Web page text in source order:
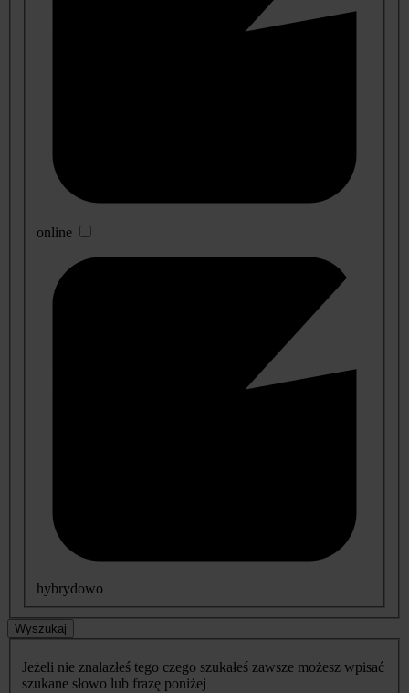
online
hybrydowo
Wyszukaj
Jeżeli nie znalazłeś tego czego szukałeś zawsze możesz wpisać
szukane słowo lub frazę poniżej